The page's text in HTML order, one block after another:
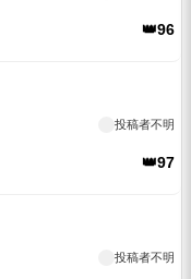
👑96
投稿者不明
👑97
投稿者不明